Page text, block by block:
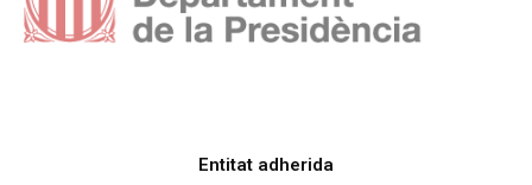
Entitat adherida